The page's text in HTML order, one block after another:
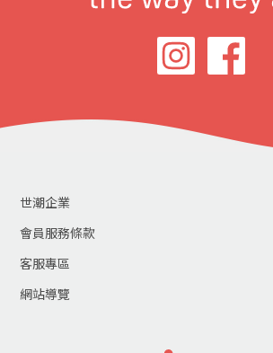
世潮企業
會員服務條款
客服專區
網站導覽